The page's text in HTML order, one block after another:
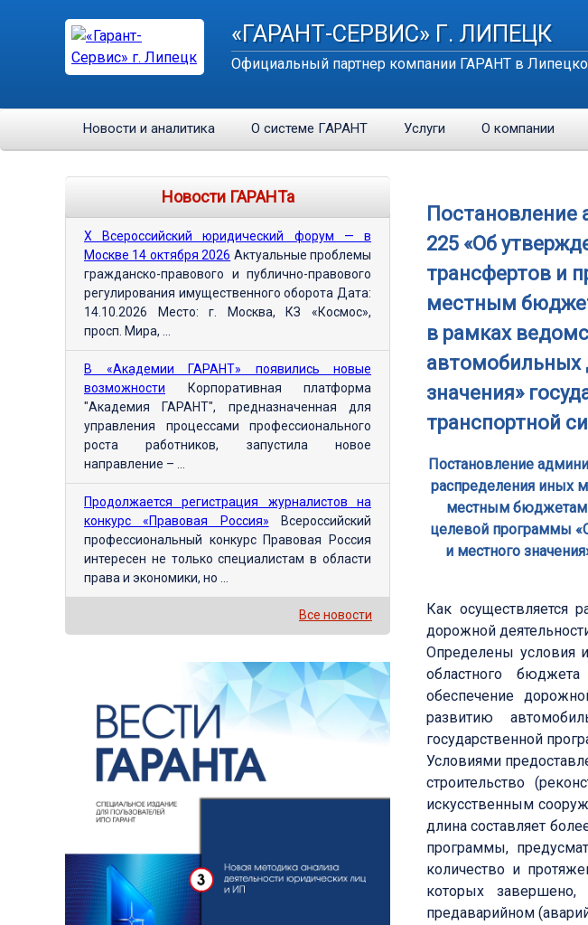
«ГАРАНТ-СЕРВИС» Г. ЛИПЕЦК
Официальный партнер компании ГАРАНТ в
Новости и аналитика О системе ГАРАНТ Услуги О компании
Постановление
225 «Об
трансфертов и
местным
в рамках
автомобильных
значения»
транспортной
Постановление
распределения иных
местным бюджетам
целевой программы
и местного
Как осуществляется
дорожной
Определены условия
областного
обеспечение
развитию
государственной
Условиями
строительство
искусственным
длина составляет
программы,
количество и
которых
предаварийном
Новости ГАРАНТа
Х Всероссийский юридический форум — в
Москве 14 октября 2026 Актуальные проблемы
гражданско-правового и публично-правового
регулирования имущественного оборота Дата:
14.10.2026 Место: г. Москва, КЗ «Космос»,
просп. Мира, ...
В «Академии ГАРАНТ» появились новые
возможности Корпоративная платформа
"Академия ГАРАНТ", предназначенная для
управления процессами профессионального
роста работников, запустила новое
направление – ...
Продолжается регистрация журналистов на
конкурс «Правовая Россия» Всероссийский
профессиональный конкурс Правовая Россия
интересен не только специалистам в области
права и экономики, но ...
Все новости